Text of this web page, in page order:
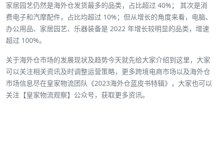
家居园艺仍然是海外仓发货最多的品类，占比超过 40%； 其次是消
费电子和汽摩配件，占比均超过 10%；但从增长的角度来看，电脑、
办公用品、家居园艺、乐器装备是 2022 年增长较明显的品类，增速
超过 100%。
关于海外仓市场的发展现状及趋势今天就先给大家介绍到这里，大家
可以关注相关资讯及时调整运营策略，更多跨境电商市场以及海外仓
市场信息尽在皇家物流团队《2023海外仓蓝皮书特辑》，大家也可以
关注【皇家物流观察】公众号，获取更多资讯。